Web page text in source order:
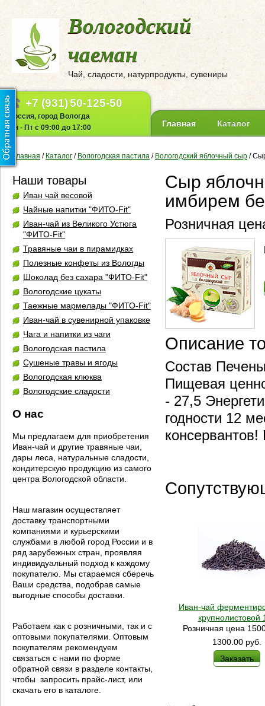
Вологодский
чаеман
Чай, сладости, натурпродукты, сувениры
+7 (931)50-125-50
Россия, город Вологда
Пн - Пт с 09:00 до 17:00
Главная Каталог
Главная / Каталог / Вологодская пастила / Вологодский яблочный сыр /
Наши товары
Иван чай весовой
Чайные напитки "ФИТО-Fit"
Иван-чай из Великого Устюга
"ФИТО-Fit"
Травяные чаи в пирамидках
Полезные конфеты из Вологды
Шоколад без сахара "ФИТО-Fit"
Вологодские цукаты
Таежные мармелады "ФИТО-Fit"
Иван-чай в сувенирной упаковке
Чага и напитки из чаги
Вологодская пастила
Сушеные травы и ягоды
Вологодская клюква
Вологодские сладости
О нас
Мы предлагаем для приобретения
Иван-чай и другие травяные чаи,
дары леса, натуральные сладости,
кондитерскую продукцию из самого
центра Вологодской области.
Наш магазин осуществляет
доставку транспортными
компаниями и курьерскими
службами в любой город России и в
ряд зарубежных стран, проявляя
индивидуальный подход к каждому
покупателю. Мы стараемся сберечь
Ваши средства, подобрав самые
выгодные способы доставки.
Работаем как с розничными, так и с
оптовыми покупателями. Оптовым
покупателям рекомендуем
связаться с нами по форме
обратной связи в разделе контакты,
чтобы запросить прайс-лист, или
скачать его в каталоге.
Сыр
имбирем
Розничная
Описание
Состав
Пищевая
- 27,5
годности 12
Иван-чай
крупнолистовой
Розничная цена
1300.00 руб.
Заказать